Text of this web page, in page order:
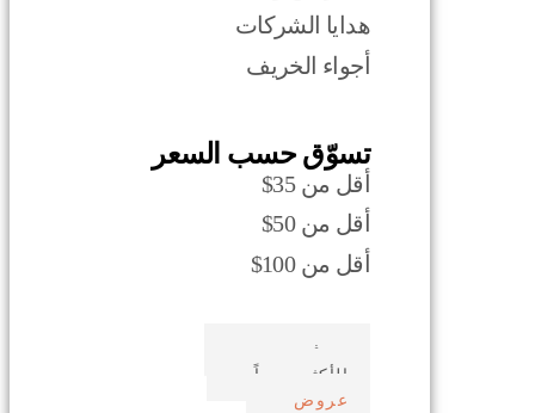
هدايا الشركات
أجواء الخريف
تسوّق حسب السعر
أقل من 35$
أقل من 50$
أقل من 100$
صدف بحري
الأكثر مبيعاً
عروض